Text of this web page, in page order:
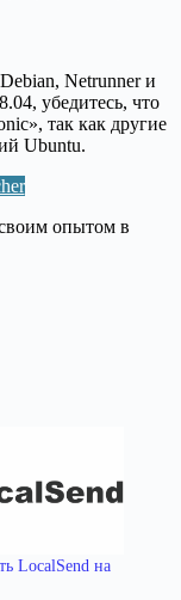
Netrunner и
убедитесь, что
так как другие
Ubuntu.
опытом в
LocalSend на